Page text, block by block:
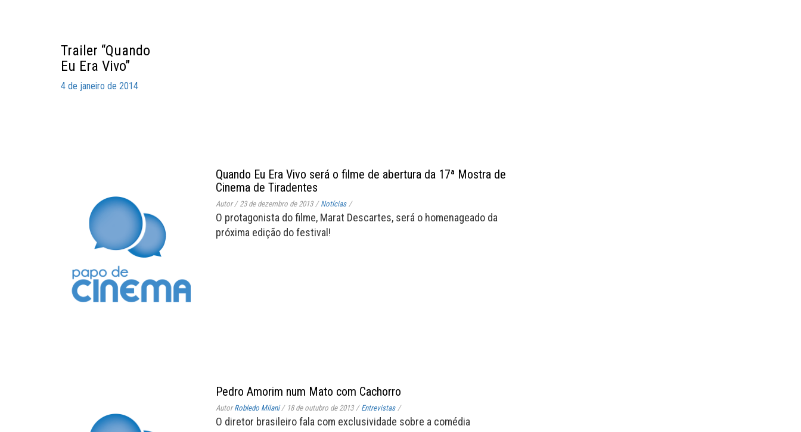
Trailer “Quando
Eu Era Vivo”
4 de janeiro de 2014
Quando Eu Era Vivo será o filme de abertura da 17ª Mostra de
Cinema de Tiradentes
Autor/ 23 de dezembro de 2013 / Notícias /
O protagonista do filme, Marat Descartes, será o homenageado da
próxima edição do festival!
Pedro Amorim num Mato com Cachorro
AutorRobledo Milani / 18 de outubro de 2013 / Entrevistas /
O diretor brasileiro fala com exclusividade sobre a comédia